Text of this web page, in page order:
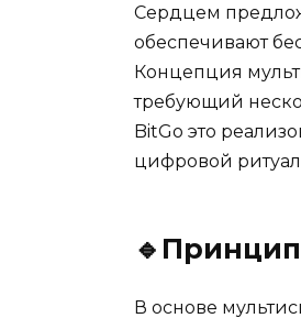
Сердцем
обеспечивают
Концепция
требующий
BitGo это
цифровой ритуал
🔹
В основе